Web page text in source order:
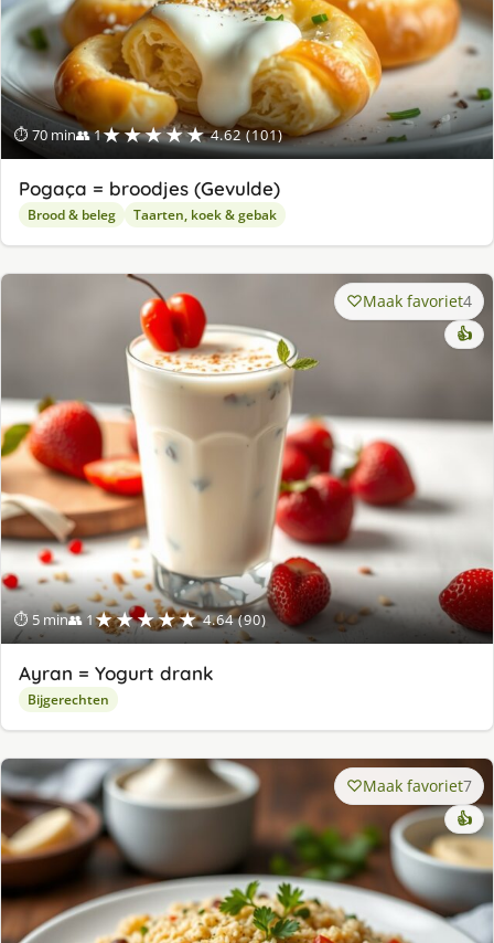
⏱ 70 min👥 1★★★★★ 4.62 (101)
Pogaça = broodjes (Gevulde)
Brood & beleg Taarten, koek & gebak
⏱ 5 min👥 1★★★★★ 4.64 (90)
Maak favoriet4
👍
Ayran = Yogurt drank
Bijgerechten
Maak favoriet7
👍